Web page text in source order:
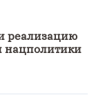
реализацию
нацполитики